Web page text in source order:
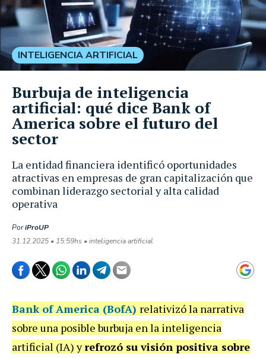
La entidad financiera identificó oportunidades
atractivas en empresas de gran capitalización que
combinan liderazgo sectorial y alta calidad
operativa
PoriProUP
31.12.2025 • 15:59hs • inteligencia artificial
INTELIGENCIA ARTIFICIAL
Burbuja de inteligencia
artificial: qué dice Bank of
America sobre el futuro del
sector
Bank of America (BofA) relativizó la narrativa
sobre una posible burbuja en la inteligencia
artificial (IA) yrefrozó su visión positiva sobre